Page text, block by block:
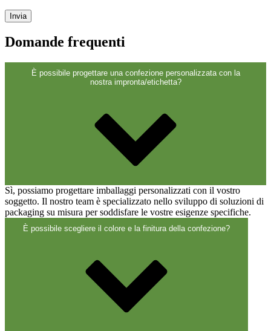
Spruzzatore
Serbatoi(2)
(173)
Bottiglie di vino e bottiglie di
champagne(83)
Domande frequenti
È possibile progettare una confezione personalizzata con la
nostra impronta/etichetta?
Sì, possiamo progettare imballaggi personalizzati con il vostro
soggetto. Il nostro team è specializzato nello sviluppo di soluzioni di
packaging su misura per soddisfare le vostre esigenze specifiche.
È possibile scegliere il colore e la finitura della confezione?